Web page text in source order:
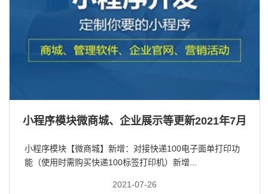
小程序模块微商城、企业展示等更新2021年7月
小程序模块【微商城】新增：对接快递100电子面单打印功
能（使用时需购买快递100标签打印机）新增...
2021-07-26